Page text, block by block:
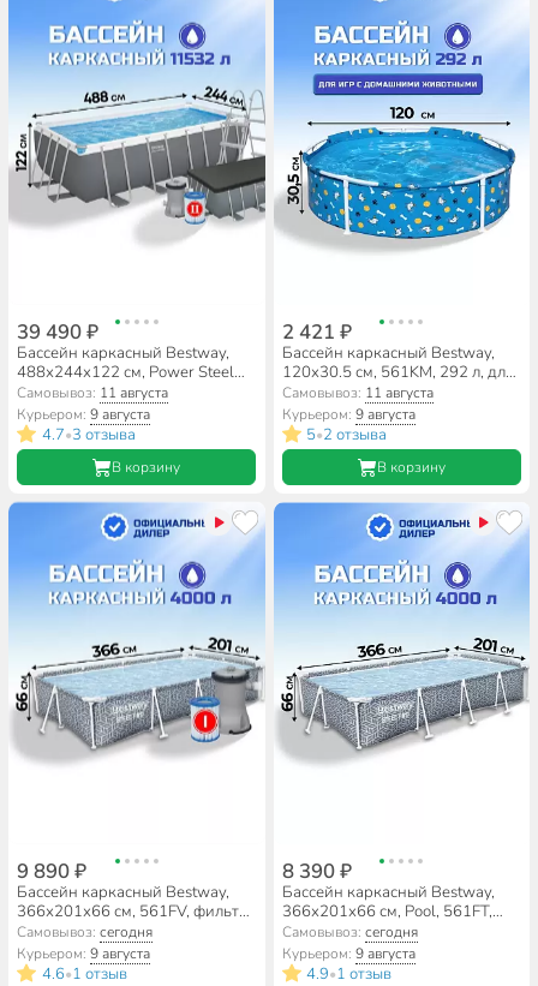
39 490 ₽
Бассейн каркасный Bestway,
488х244х122 см, Power Steel
Rectangular, 56670BW, фильтр-
насос, лестница, тент, 11532 л
Самовывоз: 11 августа
Курьером:9 августа
4.7•3 отзыва
В корзину
2 421 ₽
Бассейн каркасный Bestway,
120х30.5 см, 561KM, 292 л, для
игр с домашними животными
Самовывоз: 11 августа
Курьером: 9 августа
5•2 отзыва
В корзину
9 890 ₽
Бассейн каркасный Bestway,
366х201х66 см, 561FV, фильтр-
насос, 4000 л
Самовывоз:сегодня
Курьером:9 августа
4.6•1 отзыв
8 390 ₽
Бассейн каркасный Bestway,
366х201х66 см, Pool, 561FT,
4000 л
Самовывоз: сегодня
Курьером: 9 августа
4.9•1 отзыв